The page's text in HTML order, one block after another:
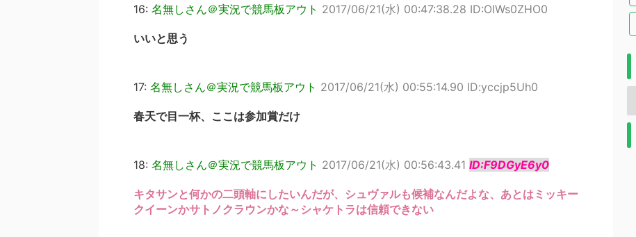
16: 名無しさん＠実況で競馬板アウト 2017/06/21(水) 00:47:38.28 ID:OIWs0ZHO0
いいと思う
17: 名無しさん＠実況で競馬板アウト 2017/06/21(水) 00:55:14.90 ID:yccjp5Uh0
春天で目一杯、ここは参加賞だけ
18: 名無しさん＠実況で競馬板アウト 2017/06/21(水) 00:56:43.41 ID:F9DGyE6y0
キタサンと何かの二頭軸にしたいんだが、シュヴァルも候補なんだよな、あとはミッキー
クイーンかサトノクラウンかな～シャケトラは信頼できない